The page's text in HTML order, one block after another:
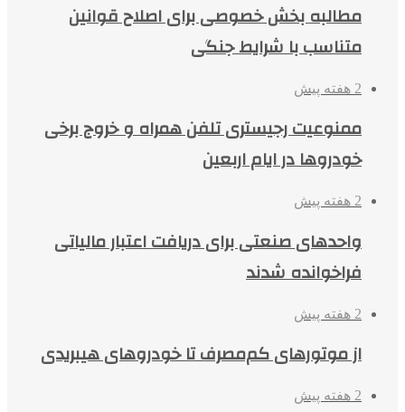
مطالبه بخش خصوصی برای اصلاح قوانین
متناسب با شرایط جنگی
2 هفته پیش
ممنوعیت رجیستری تلفن همراه و خروج برخی
خودروها در ایام اربعین
2 هفته پیش
واحدهای صنعتی برای دریافت اعتبار مالیاتی
فراخوانده شدند
2 هفته پیش
از موتورهای کم‌مصرف تا خودروهای هیبریدی
2 هفته پیش